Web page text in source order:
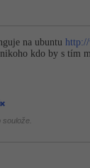
na ubuntu
kdo by s tím